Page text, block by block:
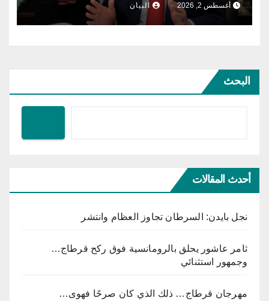
أغسطس 2, 2026 البيان
البحث
أحدث المقالات
نجل بايدن: السرطان تجاوز العظام وانتشر
ثامر عاشور يحلق بالرومانسية فوق ركح قرطاج…
وجمهور استثنائي
مهرجان قرطاج… ذلك الذي كان صرحًا فهوى…